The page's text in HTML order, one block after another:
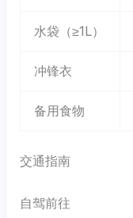
水袋（≥1L）
冲锋衣
备用食物
交通指南
自驾前往